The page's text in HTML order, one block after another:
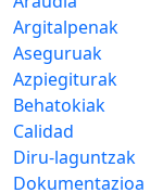
Argitalpenak
Aseguruak
Azpiegiturak
Behatokiak
Calidad
Diru-laguntzak
Dokumentazioa